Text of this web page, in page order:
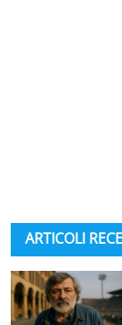
ARTICOLI